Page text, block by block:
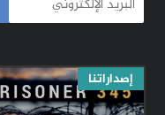
إصداراتنا